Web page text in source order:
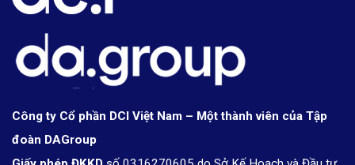
Công ty Cổ phần DCI Việt Nam – Một thành viên của Tập
đoàn DAGroup